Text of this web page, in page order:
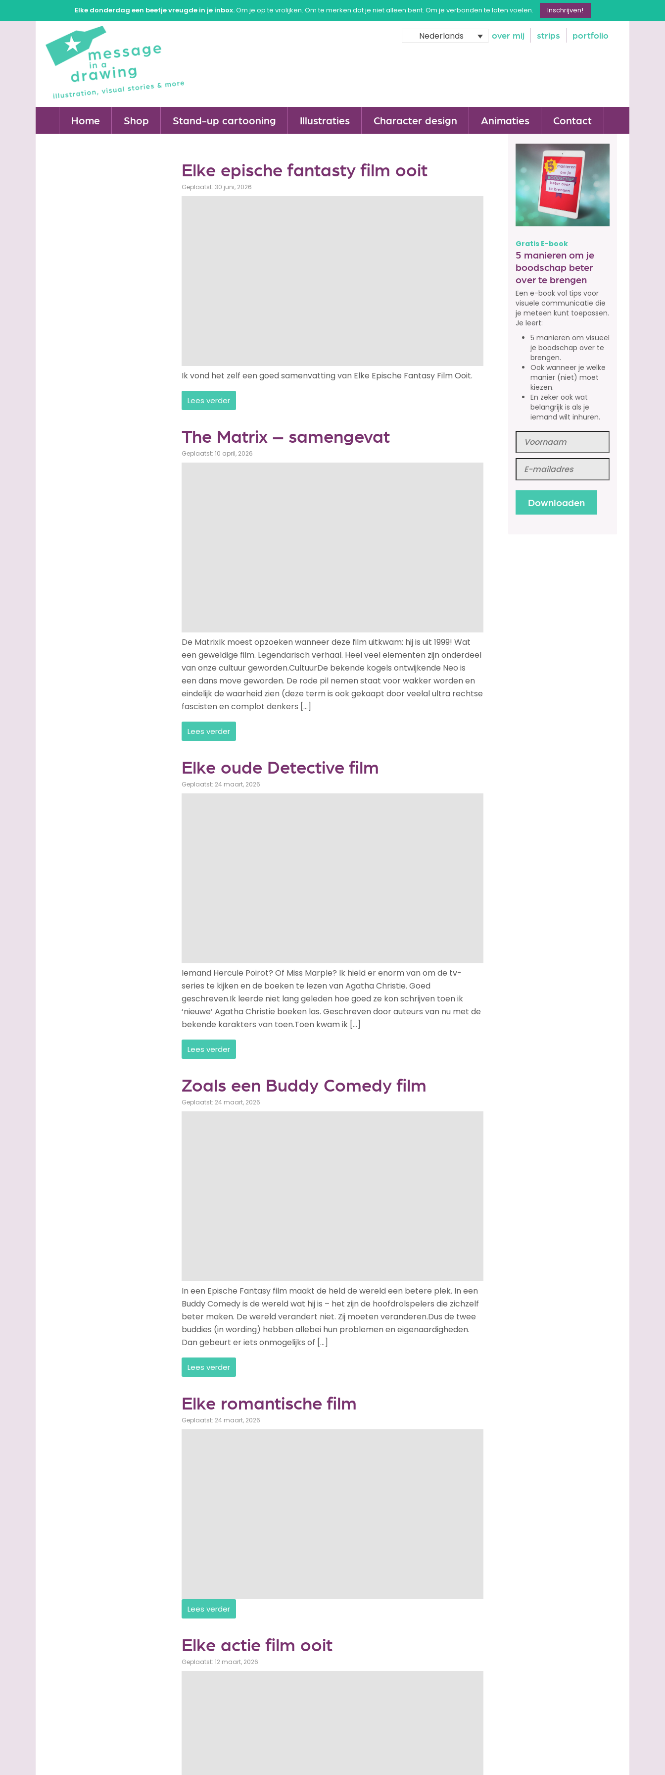
Elke donderdag een beetje vreugde in je inbox.Om je op te vrolijken. Om te merken dat je niet alleen bent. Om je verbonden te laten voelen. Inschrijven!
over mij strips portfolio
Nederlands
Home Shop Stand-up cartooning Illustraties Character design Animaties Contact
Elke epische fantasty film ooit
Geplaatst: 30 juni, 2026
Ik vond het zelf een goed samenvatting van Elke Epische Fantasy Film Ooit.
Lees verder
The Matrix – samengevat
Geplaatst: 10 april, 2026
De MatrixIk moest opzoeken wanneer deze film uitkwam: hij is uit 1999! Wat
een geweldige film. Legendarisch verhaal. Heel veel elementen zijn onderdeel
van onze cultuur geworden.CultuurDe bekende kogels ontwijkende Neo is
een dans move geworden. De rode pil nemen staat voor wakker worden en
eindelijk de waarheid zien (deze term is ook gekaapt door veelal ultra rechtse
fascisten en complot denkers […]
Lees verder
Elke oude Detective film
Geplaatst: 24 maart, 2026
Iemand Hercule Poirot? Of Miss Marple? Ik hield er enorm van om de tv-
series te kijken en de boeken te lezen van Agatha Christie. Goed
geschreven.Ik leerde niet lang geleden hoe goed ze kon schrijven toen ik
‘nieuwe’ Agatha Christie boeken las. Geschreven door auteurs van nu met de
bekende karakters van toen.Toen kwam ik […]
Lees verder
Zoals een Buddy Comedy film
Geplaatst: 24 maart, 2026
In een Epische Fantasy film maakt de held de wereld een betere plek. In een
Buddy Comedy is de wereld wat hij is – het zijn de hoofdrolspelers die zichzelf
beter maken. De wereld verandert niet. Zij moeten veranderen.Dus de twee
buddies (in wording) hebben allebei hun problemen en eigenaardigheden.
Dan gebeurt er iets onmogelijks of […]
Lees verder
Elke romantische film
Geplaatst: 24 maart, 2026
Lees verder
Elke actie film ooit
Geplaatst: 12 maart, 2026
Gratis E-book
5 manieren om je
boodschap beter
over te brengen
Een e-book vol tips voor
visuele communicatie die
je meteen kunt toepassen.
Je leert:
5 manieren om visueel
je boodschap over te
brengen.
Ook wanneer je welke
manier (niet) moet
kiezen.
En zeker ook wat
belangrijk is als je
iemand wilt inhuren.